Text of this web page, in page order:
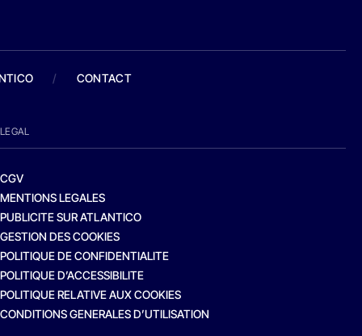
/ CONTACT
LEGAL
CGV
MENTIONS LEGALES
PUBLICITE SUR ATLANTICO
GESTION DES COOKIES
POLITIQUE DE CONFIDENTIALITE
POLITIQUE D’ACCESSIBILITE
POLITIQUE RELATIVE AUX COOKIES
CONDITIONS GENERALES D’UTILISATION